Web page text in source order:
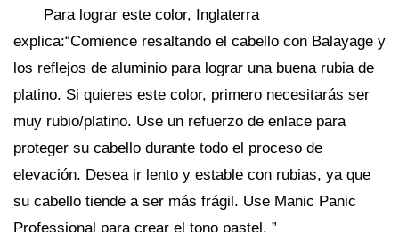
Para lograr este color, Inglaterra
explica:“Comience resaltando el cabello con Balayage y
los reflejos de aluminio para lograr una buena rubia de
platino. Si quieres este color, primero necesitarás ser
muy rubio/platino. Use un refuerzo de enlace para
proteger su cabello durante todo el proceso de
elevación. Desea ir lento y estable con rubias, ya que
su cabello tiende a ser más frágil. Use Manic Panic
Professional para crear el tono pastel. ”